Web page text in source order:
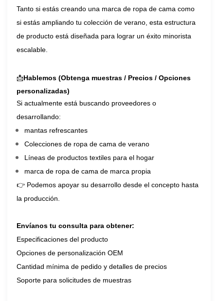
Tanto si estás creando una marca de ropa de cama como
si estás ampliando tu colección de verano, esta estructura
de producto está diseñada para lograr un éxito minorista
escalable.
📩Hablemos (Obtenga muestras / Precios / Opciones
personalizadas)
Si actualmente está buscando proveedores o
desarrollando:
mantas refrescantes
Colecciones de ropa de cama de verano
Líneas de productos textiles para el hogar
marca de ropa de cama de marca propia
👉 Podemos apoyar su desarrollo desde el concepto hasta
la producción.
Envíanos tu consulta para obtener:
Especificaciones del producto
Opciones de personalización OEM
Cantidad mínima de pedido y detalles de precios
Soporte para solicitudes de muestras